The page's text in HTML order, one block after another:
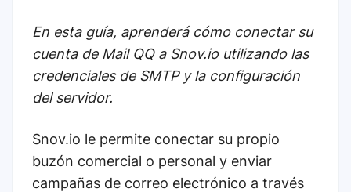
En esta guía, aprenderá cómo conectar su
cuenta de Mail QQ a Snov.io utilizando las
credenciales de SMTP y la configuración
del servidor.
Snov.io le permite conectar su propio
buzón comercial o personal y enviar
campañas de correo electrónico a través